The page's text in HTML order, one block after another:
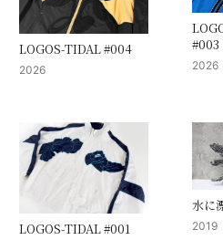
LOGOS-TIDAL #004
2026
#003
2026
LOGOS-TIDAL #001
水に
2019